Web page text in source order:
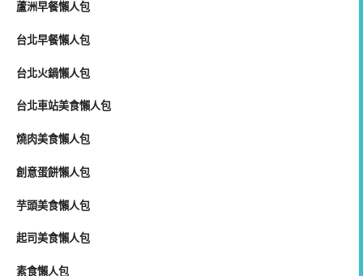
蘆洲早餐懶人包
台北早餐懶人包
台北火鍋懶人包
台北車站美食懶人包
燒肉美食懶人包
創意蛋餅懶人包
芋頭美食懶人包
起司美食懶人包
素食懶人包